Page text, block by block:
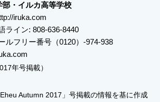
部・イルカ高等学校
iruka.com
ライン: 808-636-8440
ルフリー番号（0120）-974-938
年号掲載）
Autumn 2017」号掲載の情報を基に作成